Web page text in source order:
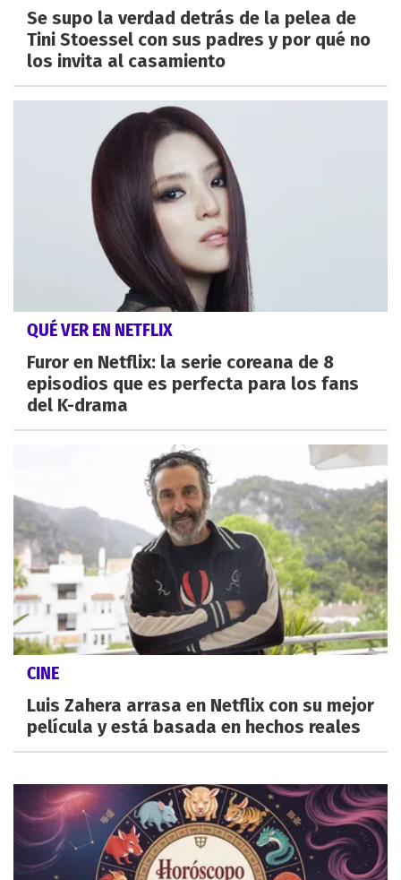
Se supo la verdad detrás de la pelea de
Tini Stoessel con sus padres y por qué no
los invita al casamiento
QUÉ VER EN NETFLIX
Furor en Netflix: la serie coreana de 8
episodios que es perfecta para los fans
del K-drama
CINE
Luis Zahera arrasa en Netflix con su mejor
película y está basada en hechos reales